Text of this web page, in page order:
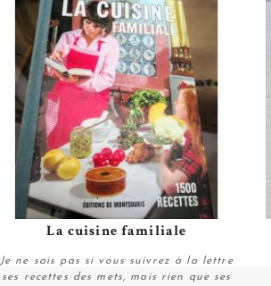
Plus de détails
La cuisine familiale
Je ne sais pas si vous suivrez à la lettre
ses recettes des mets, mais rien que ses